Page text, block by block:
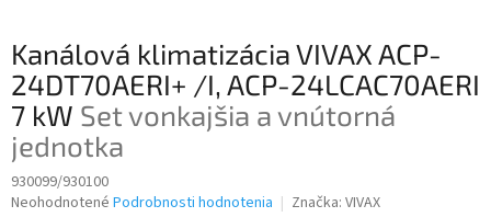
Kanálová klimatizácia VIVAX ACP-
24DT70AERI+ /I, ACP-24LCAC70AERI
7 kW Set vonkajšia a vnútorná
jednotka
930099/930100
Priemerné
Neohodnotené Podrobnosti hodnotenia Značka: VIVAX